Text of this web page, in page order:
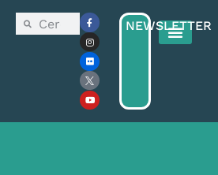
NEWSLETTER